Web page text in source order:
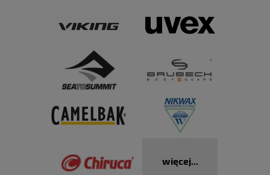
więcej...